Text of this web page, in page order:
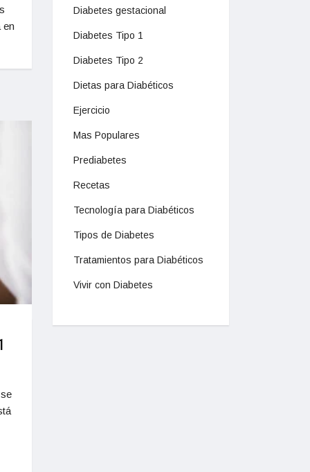
en
Diabetes gestacional
Diabetes Tipo 1
Diabetes Tipo 2
Dietas para Diabéticos
Ejercicio
Mas Populares
Prediabetes
Recetas
Tecnología para Diabéticos
Tipos de Diabetes
Tratamientos para Diabéticos
Vivir con Diabetes